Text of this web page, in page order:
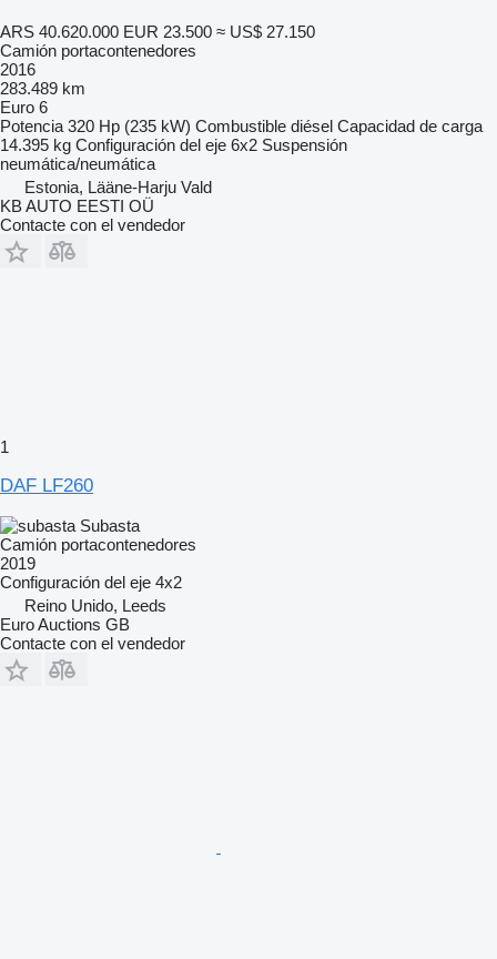
ARS 40.620.000 EUR 23.500 ≈ US$ 27.150
Camión portacontenedores
2016
283.489 km
Euro 6
Potencia 320 Hp (235 kW) Combustible diésel Capacidad de carga
14.395 kg Configuración del eje 6x2 Suspensión
neumática/neumática
Estonia, Lääne-Harju Vald
KB AUTO EESTI OÜ
Contacte con el vendedor
1
DAF LF260
Subasta
Camión portacontenedores
2019
Configuración del eje 4x2
Reino Unido, Leeds
Euro Auctions GB
Contacte con el vendedor